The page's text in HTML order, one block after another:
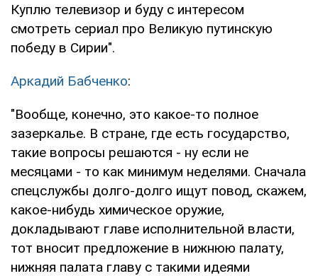
Куплю телевизор и буду с интересом
смотреть сериал про Великую путинскую
победу в Сирии".
Аркадий Бабченко:
"Вообще, конечно, это какое-то полное
зазеркалье. В стране, где есть государство,
такие вопросы решаются - ну если не
месяцами - то как минимум неделями. Сначала
спецслужбы долго-долго ищут повод, скажем,
какое-нибудь химическое оружие,
докладывают главе исполнительной власти,
тот вносит предложение в нижнюю палату,
нижняя палата главу с такими идеями